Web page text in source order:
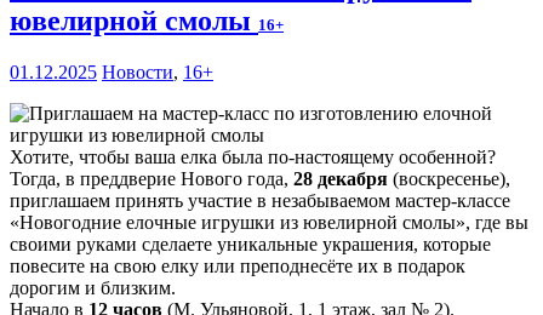
ювелирной смолы 16+
01.12.2025 Новости, 16+
Хотите, чтобы ваша елка была по-настоящему особенной?
Тогда, в преддверие Нового года, 28 декабря (воскресенье),
приглашаем принять участие в незабываемом мастер-классе
«Новогодние елочные игрушки из ювелирной смолы», где вы
своими руками сделаете уникальные украшения, которые
повесите на свою елку или преподнесёте их в подарок
дорогим и близким.
Начало в 12 часов (М. Ульяновой, 1, 1 этаж, зал № 2).